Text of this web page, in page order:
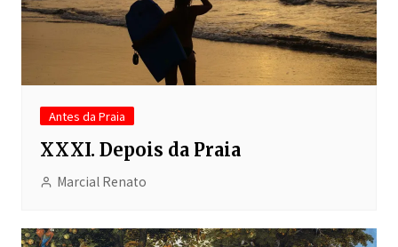
Antes da Praia
XXXI. Depois da Praia
Marcial Renato